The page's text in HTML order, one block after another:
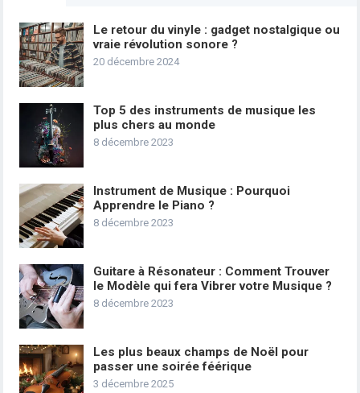
Le retour du vinyle : gadget nostalgique ou
vraie révolution sonore ?
20 décembre 2024
Top 5 des instruments de musique les
plus chers au monde
8 décembre 2023
Instrument de Musique : Pourquoi
Apprendre le Piano ?
8 décembre 2023
Guitare à Résonateur : Comment Trouver
le Modèle qui fera Vibrer votre Musique ?
8 décembre 2023
Les plus beaux champs de Noël pour
passer une soirée féérique
3 décembre 2025